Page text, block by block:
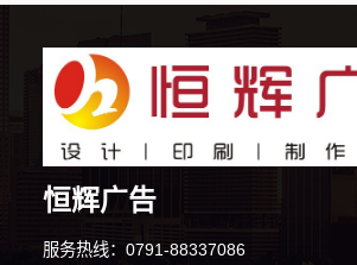
恒辉广告
服务热线：0791-88337086
1分钟前 韩先生 正在咨询